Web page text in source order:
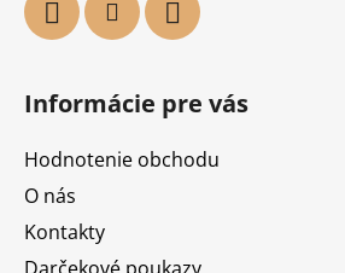
Informácie pre vás
Hodnotenie obchodu
O nás
Kontakty